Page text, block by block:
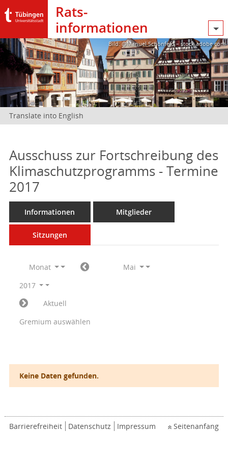
Rats­
informationen
Bild: @Manuel Schönfeld – stock.adobe.com
Translate into English
Ausschuss zur Fortschreibung des
Klimaschutzprogramms - Termine
2017
Informationen Mitglieder
Sitzungen
Monat
Mai
2017
Aktuell
Gremium auswählen
Keine Daten gefunden.
Barrierefreiheit Datenschutz Impressum Seitenanfang